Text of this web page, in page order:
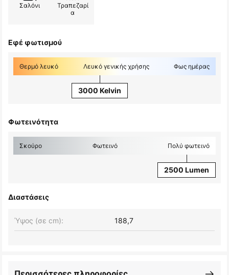
Σαλόνι
Τραπεζαρί
α
Εφέ φωτισμού
Θερμό λευκό Λευκό γενικής χρήσης Φως ημέρας
3000 Kelvin
Φωτεινότητα
Σκούρο Φωτεινό Πολύ φωτεινό
2500 Lumen
Διαστάσεις
Ύψος (σε cm): 188,7